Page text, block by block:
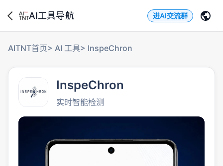
AI工具导航 进AI交流群
AITNT首页> AI 工具> InspeChron
InspeChron
实时智能检测